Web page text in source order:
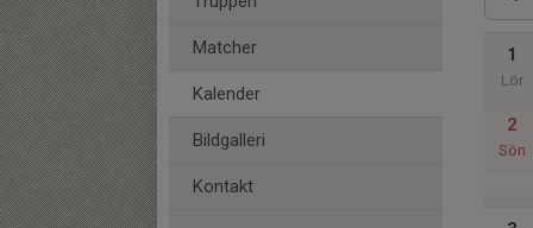
Matcher
Kalender
Bildgalleri
Kontakt
1
Lör
2
Sön